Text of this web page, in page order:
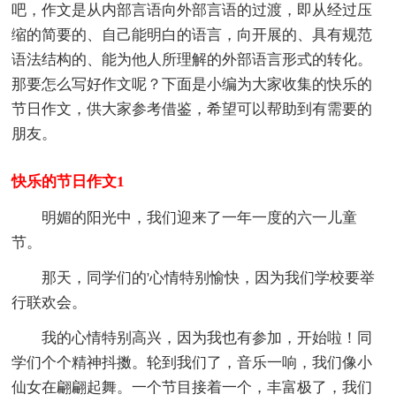
吧，作文是从内部言语向外部言语的过渡，即从经过压
缩的简要的、自己能明白的语言，向开展的、具有规范
语法结构的、能为他人所理解的外部语言形式的转化。
那要怎么写好作文呢？下面是小编为大家收集的快乐的
节日作文，供大家参考借鉴，希望可以帮助到有需要的
朋友。
快乐的节日作文1
明媚的阳光中，我们迎来了一年一度的六一儿童
节。
那天，同学们的'心情特别愉快，因为我们学校要举
行联欢会。
我的心情特别高兴，因为我也有参加，开始啦！同
学们个个精神抖擞。轮到我们了，音乐一响，我们像小
仙女在翩翩起舞。一个节目接着一个，丰富极了，我们